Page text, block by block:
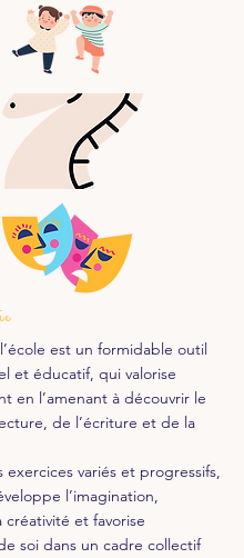
est un formidable outil
et éducatif, qui valorise
en l’amenant à découvrir le
de l’écriture et de la
exercices variés et progressifs,
l’imagination,
créativité et favorise
soi dans un cadre collectif